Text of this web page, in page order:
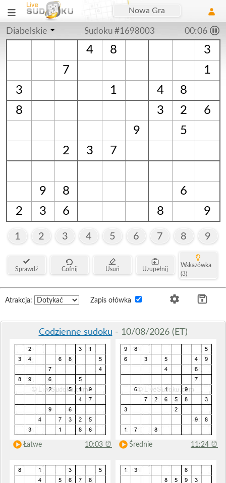
Nowa Gra
Diabelskie Sudoku #1698003 00:06
4 8
3
7
1
3
1 4
8
8
3 2
6
9
5
2
3 7
9 8
6
2
3 6 8 9
1 2 3 4 5 6 7 8 9
Sprawdź Cofnij Usuń Uzupełnij
Wskazówka
(3)
Atrakcja: Zapis ołówka
Codzienne sudoku - 10/08/2026 (ET)
Łatwe 10:03 ⏰ Średnie 11:24 ⏰